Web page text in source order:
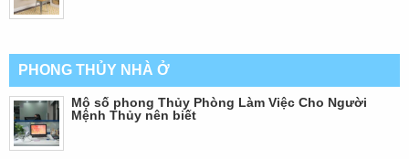
PHONG THỦY NHÀ Ở
Mộ số phong Thủy Phòng Làm Việc Cho Người
Mệnh Thủy nên biết